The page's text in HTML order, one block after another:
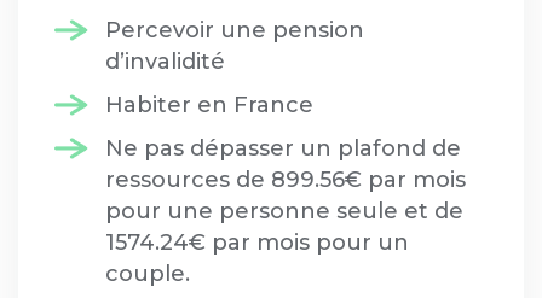
Percevoir une pension
d’invalidité
Habiter en France
Ne pas dépasser un plafond de
ressources de 899.56€ par mois
pour une personne seule et de
1574.24€ par mois pour un
couple.